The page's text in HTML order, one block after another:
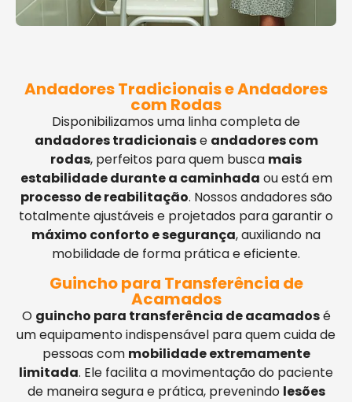
Andadores Tradicionais e Andadores
com Rodas
Disponibilizamos uma linha completa de
andadores tradicionaise andadores com
rodas, perfeitos para quem busca mais
estabilidade durante a caminhada ou está em
processo de reabilitação. Nossos andadores são
totalmente ajustáveis e projetados para garantir o
máximo conforto e segurança, auxiliando na
mobilidade de forma prática e eficiente.
Guincho para Transferência de
Acamados
O guincho para transferência de acamadosé
um equipamento indispensável para quem cuida de
pessoas com mobilidade extremamente
limitada. Ele facilita a movimentação do paciente
de maneira segura e prática, prevenindo lesões